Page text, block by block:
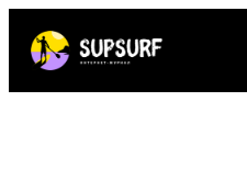
содержимому